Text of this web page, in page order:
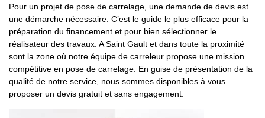
Pour un projet de pose de carrelage, une demande de devis est
une démarche nécessaire. C’est le guide le plus efficace pour la
préparation du financement et pour bien sélectionner le
réalisateur des travaux. A Saint Gault et dans toute la proximité
sont la zone où notre équipe de carreleur propose une mission
compétitive en pose de carrelage. En guise de présentation de la
qualité de notre service, nous sommes disponibles à vous
proposer un devis gratuit et sans engagement.